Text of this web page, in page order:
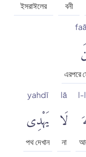
বনী
ইসরাঈলের
এরপরে
l-
lā
لَا
না
yahdī
يَهْدِى
পথ দেখান